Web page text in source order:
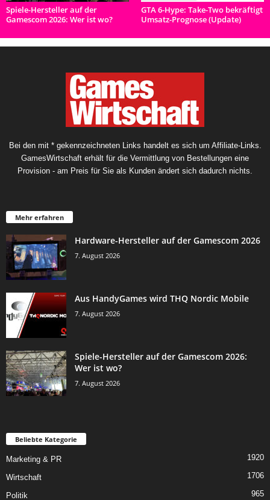
Spiele-Hersteller auf der
Gamescom 2026: Wer ist wo?
GTA 6-Hype: Take-Two bekräftigt
Umsatz-Prognose (Update)
Bei den mit * gekennzeichneten Links handelt es sich um Affiliate-Links.
GamesWirtschaft erhält für die Vermittlung von Bestellungen eine
Provision - am Preis für Sie als Kunden ändert sich dadurch nichts.
Mehr erfahren
Hardware-Hersteller auf der Gamescom 2026
7. August 2026
Aus HandyGames wird THQ Nordic Mobile
7. August 2026
Spiele-Hersteller auf der Gamescom 2026:
Wer ist wo?
7. August 2026
Beliebte Kategorie
Marketing & PR 1920
Wirtschaft 1706
Politik 965